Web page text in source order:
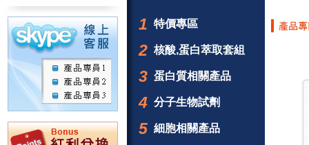
1 特價專區
2 核酸,蛋白萃取套組
3 蛋白質相關產品
4 分子生物試劑
5 細胞相關產品